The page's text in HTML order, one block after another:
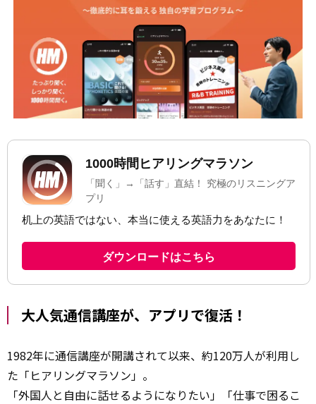
大人気通信講座が、アプリで復活！
1982年に通信講座が開講されて以来、約120万人が利用し
た「ヒアリングマラソン」。
「外国人と自由に話せるようになりたい」「仕事で困るこ